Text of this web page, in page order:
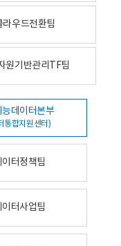
라우드전환팀
원기반관리TF팀
능데이터본부
통합지원센터)
이터정책팀
이터사업팀